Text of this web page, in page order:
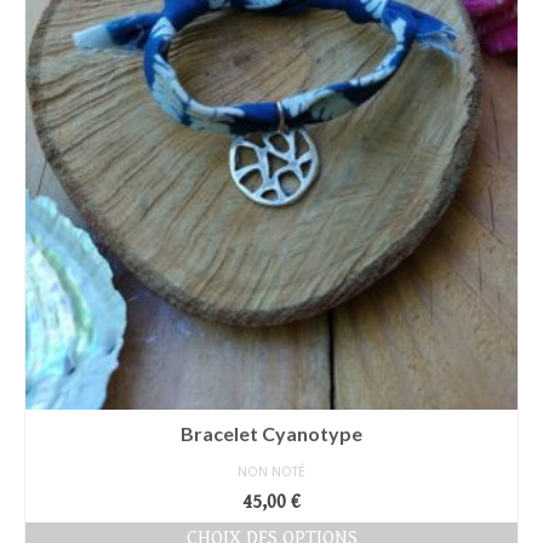
page
du
produit
Bracelet Cyanotype
NON NOTÉ
45,00 €